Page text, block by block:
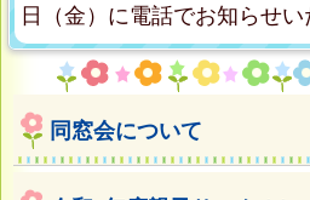
日（金）に電話でお知らせい
同窓会について